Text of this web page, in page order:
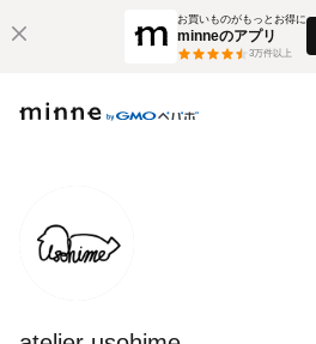
お買いものがもっとお得に
minneのアプリ
3万件以上